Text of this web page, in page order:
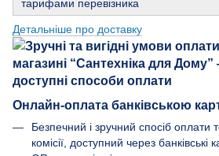
тарифами перевізника
Детальніше про доставку
Онлайн-оплата банківською
Безпечний і зручний спосіб оплати
комісії, доступний через банківські